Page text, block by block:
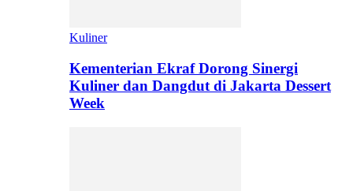
Kuliner
Kementerian Ekraf Dorong Sinergi
Kuliner dan Dangdut di Jakarta Dessert
Week